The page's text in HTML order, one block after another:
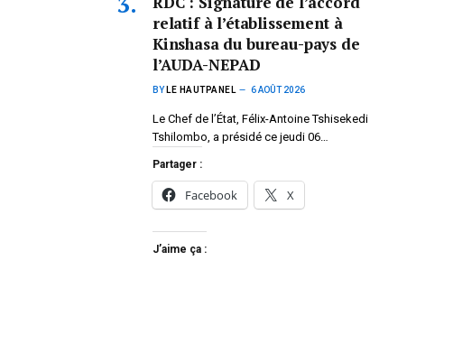
relatif à l’établissement à
Kinshasa du bureau-pays de
l’AUDA-NEPAD
BY LE HAUTPANEL 6 AOÛT 2026
Le Chef de l’État, Félix-Antoine Tshisekedi
Tshilombo, a présidé ce jeudi 06…
Partager :
Facebook X
J’aime ça :